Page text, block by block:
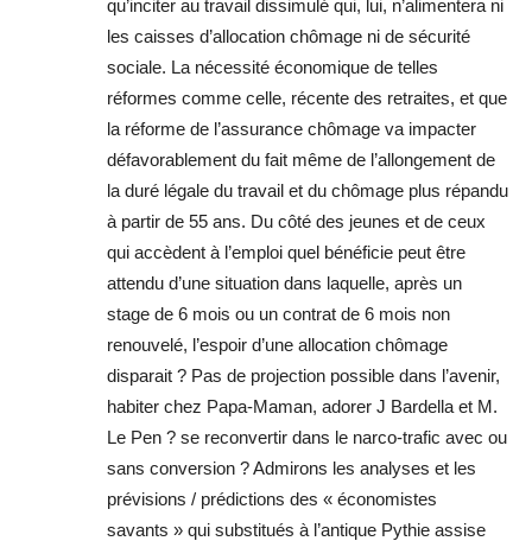
qu’inciter au travail dissimulé qui, lui, n’alimentera ni
les caisses d’allocation chômage ni de sécurité
sociale. La nécessité économique de telles
réformes comme celle, récente des retraites, et que
la réforme de l’assurance chômage va impacter
défavorablement du fait même de l’allongement de
la duré légale du travail et du chômage plus répandu
à partir de 55 ans. Du côté des jeunes et de ceux
qui accèdent à l’emploi quel bénéficie peut être
attendu d’une situation dans laquelle, après un
stage de 6 mois ou un contrat de 6 mois non
renouvelé, l’espoir d’une allocation chômage
disparait ? Pas de projection possible dans l’avenir,
habiter chez Papa-Maman, adorer J Bardella et M.
Le Pen ? se reconvertir dans le narco-trafic avec ou
sans conversion ? Admirons les analyses et les
prévisions / prédictions des « économistes
savants » qui substitués à l’antique Pythie assise